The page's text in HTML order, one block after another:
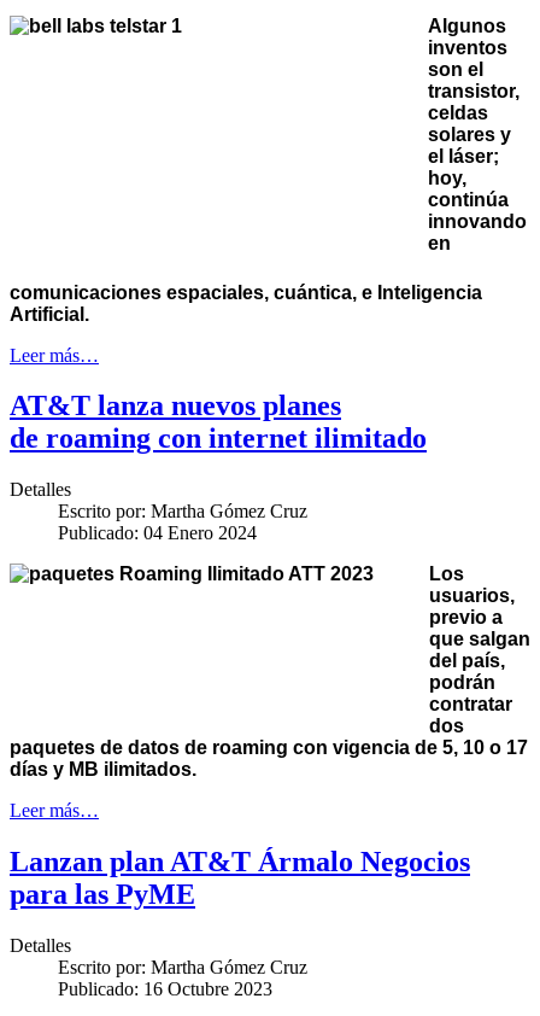
Algunos
inventos
son el
transistor,
celdas
solares y
el láser;
hoy,
continúa
innovando
en
comunicaciones espaciales, cuántica, e Inteligencia
Artificial.
Leer más…
AT&T lanza nuevos planes
de roaming con internet ilimitado
Detalles
Escrito por: Martha Gómez Cruz
Publicado: 04 Enero 2024
Los
usuarios,
previo a
que salgan
del país,
podrán
contratar
dos
paquetes de datos de roaming con vigencia de 5, 10 o 17
días y MB ilimitados.
Leer más…
Lanzan plan AT&T Ármalo Negocios
para las PyME
Detalles
Escrito por: Martha Gómez Cruz
Publicado: 16 Octubre 2023